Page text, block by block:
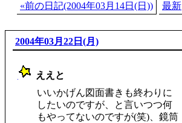
«前の日記(2004年03月14日(日))
最新
2004年03月22日(月)
ええと
いいかげん図面書きも終わりに
したいのですが、と言いつつ何
もやってないのですが(笑)、鏡筒